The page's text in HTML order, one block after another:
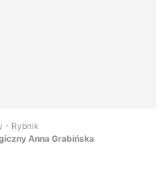
- Rybnik
Anna Grabińska